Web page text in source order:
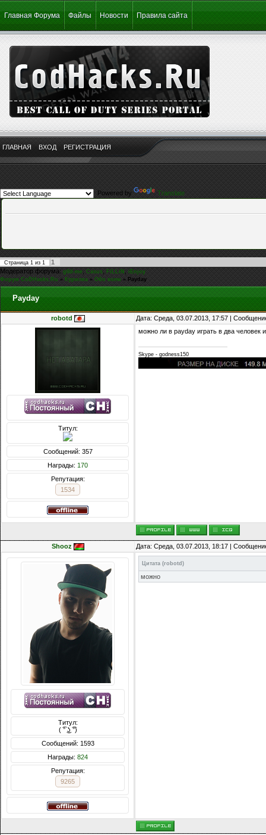
Главная Форума Файлы Новости Правила сайта
ГЛАВНАЯ ВХОД РЕГИСТРАЦИЯ
Powered by Translate
Страница 1 из 1
1
Модератор форума:g0d-me,Casus, FiLLiN,iEnjoy
Форум CoDHacks.Ru » Курилка » Обо всем » Payday
Payday
robotd Дата: Среда, 03.07.2013, 17:57 |
Титул:
Сообщений: 357
Награды: 170
Репутация:
1534
можно ли в payday играть в два человек
Skype - godness150
Shooz Дата: Среда, 03.07.2013, 18:17 |
Титул:
( ͡° ͜ʖ ͡°)
Сообщений: 1593
Награды: 824
Репутация:
9265
Цитата (robotd )
можно